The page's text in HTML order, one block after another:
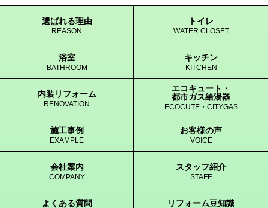
選ばれる理由
REASON
トイレ
WATER CLOSET
浴室
BATHROOM
キッチン
KITCHEN
内装リフォーム
RENOVATION
エコキュート・
都市ガス給湯器
ECOCUTE・CITYGAS
施工事例
EXAMPLE
お客様の声
VOICE
会社案内
COMPANY
スタッフ紹介
STAFF
よくある質問 リフォーム豆知識